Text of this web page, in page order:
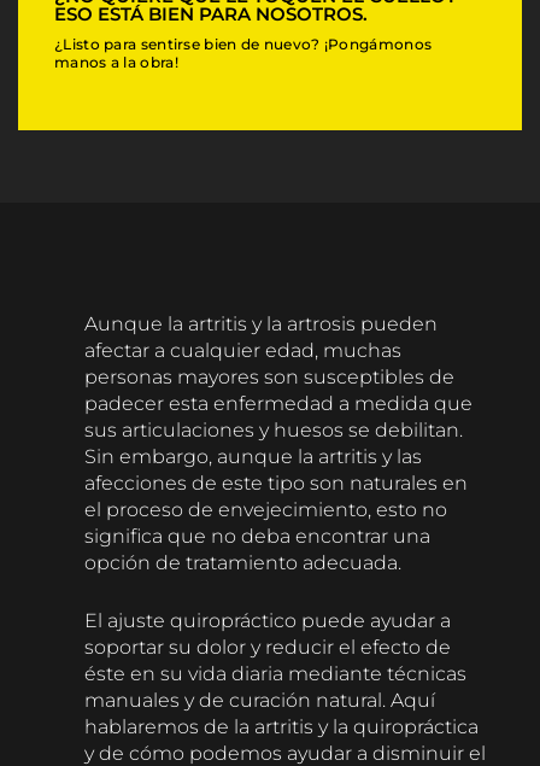
V
i
s
t
ESO ESTÁ BIEN PARA NOSOTROS.
¿Listo para sentirse bien de nuevo? ¡Pongámonos
manos a la obra!
Aunque la artritis y la artrosis pueden
afectar a cualquier edad, muchas
personas mayores son susceptibles de
padecer esta enfermedad a medida que
sus articulaciones y huesos se debilitan.
Sin embargo, aunque la artritis y las
afecciones de este tipo son naturales en
el proceso de envejecimiento, esto no
significa que no deba encontrar una
opción de tratamiento adecuada.
El ajuste quiropráctico puede ayudar a
soportar su dolor y reducir el efecto de
éste en su vida diaria mediante técnicas
manuales y de curación natural. Aquí
hablaremos de la artritis y la quiropráctica
y de cómo podemos ayudar a disminuir el